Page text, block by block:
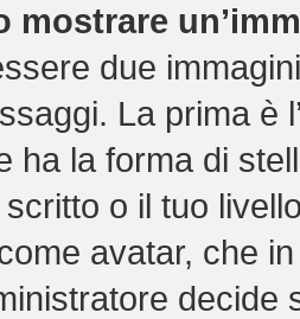
mostrare
due
La prima è
ha la forma di
o il tuo
avatar, che